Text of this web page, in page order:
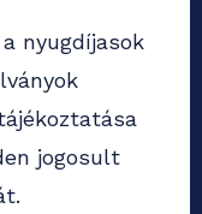
nyugdíjasok
jogosult